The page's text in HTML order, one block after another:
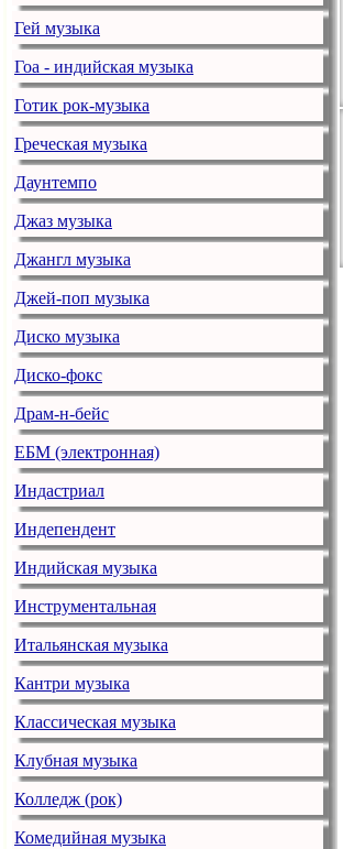
Гей музыка
Гоа - индийская музыка
Готик рок-музыка
Греческая музыка
Даунтемпо
Джаз музыка
Джангл музыка
Джей-поп музыка
Диско музыка
Диско-фокс
Драм-н-бейс
ЕБМ (электронная)
Индастриал
Индепендент
Индийская музыка
Инструментальная
Итальянская музыка
Кантри музыка
Классическая музыка
Клубная музыка
Колледж (рок)
Комедийная музыка